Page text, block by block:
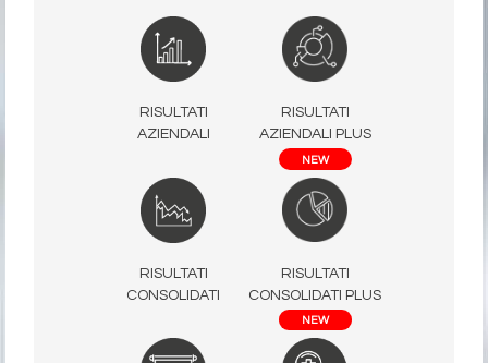
RISULTATI
AZIENDALI
RISULTATI
AZIENDALI PLUS
NEW
RISULTATI
CONSOLIDATI
RISULTATI
CONSOLIDATI PLUS
NEW